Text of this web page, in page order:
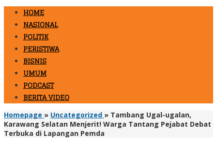
HOME
NASIONAL
POLITIK
PERISTIWA
BISNIS
UMUM
PODCAST
BERITA VIDEO
Homepage » Uncategorized » Tambang Ugal-ugalan,
Karawang Selatan Menjerit! Warga Tantang Pejabat Debat
Terbuka di Lapangan Pemda